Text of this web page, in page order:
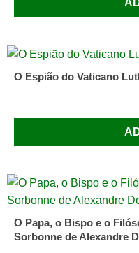
O Espião do Vaticano
O Papa, o Bispo e o
Sorbonne de Alexandre